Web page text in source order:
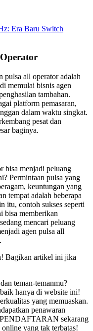
Era Baru Switch
pulsa all operator adalah
memulai bisnis agen
tambahan.
platform pemasaran,
dalam waktu singkat.
pesat dan
baginya.
bisa menjadi peluang
Permintaan pulsa yang
keuntungan yang
tempat adalah beberapa
itu, contoh sukses seperti
bisa memberikan
mencari peluang
agen pulsa all
Bagikan artikel ini jika
teman-temanmu?
hanya di website ini!
yang memuaskan.
penawaran
sekarang
yang tak terbatas!